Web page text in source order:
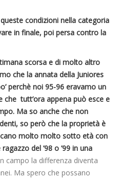
condizioni nella categoria
in finale, poi persa contro la
scorsa e di molto altro
che la annata della Juniores
perchè noi 95-96 eravamo un
tutt’ora appena può esce e
Ma so anche che non
so però che la proprietà è
molto molto sotto età con
del ’98 o ’99 in una
campo la differenza diventa
Ma spero che possano